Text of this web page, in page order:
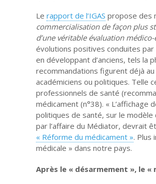
Le rapport de l’IGAS propose des
commercialisation de façon plus
d’une véritable évaluation
évolutions positives conduites
en développant d’anciens, tels la
recommandations figurent déjà
académiciens ou politiques. Telle
professionnels de santé
médicament (n°38). «
politiques de santé, sur le modèle
par l’affaire du Médiator, devrait
« Réforme du médicament ». Plus
médicale » dans notre pays.
Après le « désarmement », le